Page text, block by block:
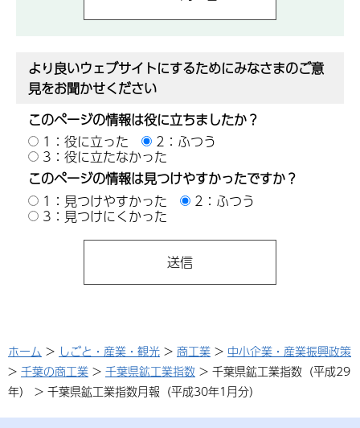
より良いウェブサイトにするためにみなさまのご意
見をお聞かせください
このページの情報は役に立ちましたか？
1：役に立った
2：ふつう
3：役に立たなかった
このページの情報は見つけやすかったですか？
1：見つけやすかった
2：ふつう
3：見つけにくかった
ホーム > しごと・産業・観光 > 商工業 > 中小企業・産業振興政策
> 千葉の商工業 > 千葉県鉱工業指数 > 千葉県鉱工業指数（平成29
年） > 千葉県鉱工業指数月報（平成30年1月分）